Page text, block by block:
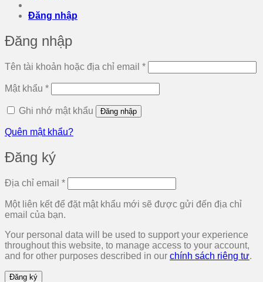
Đăng nhập
Đăng nhập
Tên tài khoản hoặc địa chỉ email *Bắt
buộc
Mật khẩu *Bắt
buộc
Ghi nhớ mật khẩu
Đăng nhập
Quên mật khẩu?
Đăng ký
Địa chỉ email *Bắt
buộc
Một liên kết để đặt mật khẩu mới sẽ được gửi đến địa chỉ
email của bạn.
Your personal data will be used to support your experience
throughout this website, to manage access to your account,
and for other purposes described in our chính sách riêng tư.
Đăng ký